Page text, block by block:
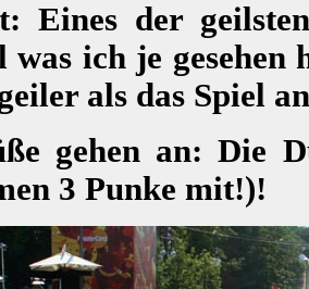
Eines der
was ich je
als das Spiel
gehen an: Die
3 Punke mit!)!